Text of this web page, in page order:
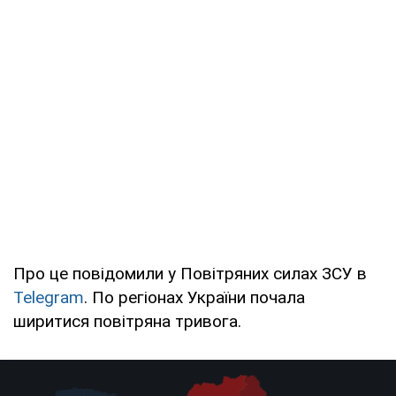
Про це повідомили у Повітряних силах ЗСУ в
Telegram. По регіонах України почала
ширитися повітряна тривога.